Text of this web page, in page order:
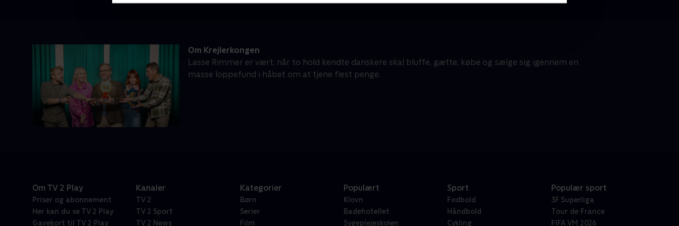
Om Krejlerkongen
Lasse Rimmer er vært, når to hold kendte danskere skal bluffe, gætte, købe og sælge sig igennem en
masse loppefund i håbet om at tjene flest penge.
Om TV 2 Play
Priser og abonnement
Her kan du se TV 2 Play
Gavekort til TV 2 Play
Kanaler
TV 2
TV 2 Sport
TV 2 News
Kategorier
Børn
Serier
Film
Populært
Klovn
Badehotellet
Sygeplejeskolen
Sport
Fodbold
Håndbold
Cykling
Populær sport
3F Superliga
Tour de France
FIFA VM 2026